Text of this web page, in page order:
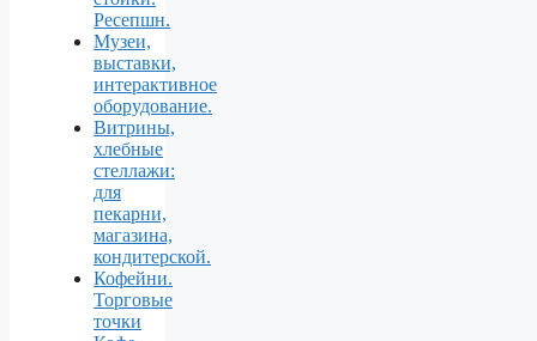
Ресепшн.
Музеи,
выставки,
интерактивное
оборудование.
Витрины,
хлебные
стеллажи:
для
пекарни,
магазина,
кондитерской.
Кофейни.
Торговые
точки